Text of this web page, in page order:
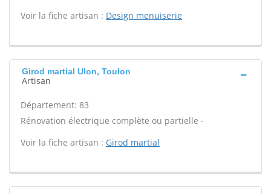
Voir la fiche artisan : Design menuiserie
Girod martial Ulon, Toulon
Artisan
Département: 83
Rénovation électrique complète ou partielle -
Voir la fiche artisan : Girod martial